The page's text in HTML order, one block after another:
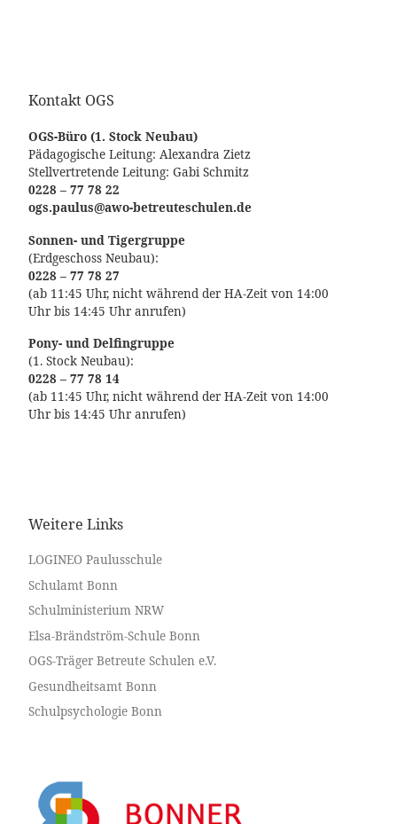
Kontakt OGS
OGS-Büro (1. Stock Neubau)
Pädagogische Leitung: Alexandra Zietz
Stellvertretende Leitung: Gabi Schmitz
0228 – 77 78 22
ogs.paulus@awo-betreuteschulen.de
Sonnen- und Tigergruppe
(Erdgeschoss Neubau):
0228 – 77 78 27
(ab 11:45 Uhr, nicht während der HA-Zeit von 14:00
Uhr bis 14:45 Uhr anrufen)
Pony- und Delfingruppe
(1. Stock Neubau):
0228 – 77 78 14
(ab 11:45 Uhr, nicht während der HA-Zeit von 14:00
Uhr bis 14:45 Uhr anrufen)
Weitere Links
LOGINEO Paulusschule
Schulamt Bonn
Schulministerium NRW
Elsa-Brändström-Schule Bonn
OGS-Träger Betreute Schulen e.V.
Gesundheitsamt Bonn
Schulpsychologie Bonn